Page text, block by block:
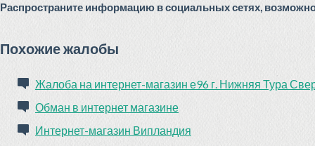
Распространите информацию в социальных сетях,
Похожие жалобы
Жалоба на интернет-магазин е96 г. Нижняя Тура
Обман в интернет магазине
Интернет-магазин Випландия